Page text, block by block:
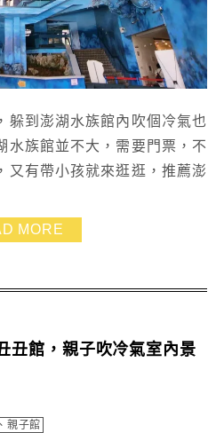
躲到澎湖水族館內吹個冷氣也
水族館並不大，需要門票，不
又有帶小孩就來逛逛，推薦澎
划算！ ✓澎湖水族館：門票・
MORE
丑館，親子吹冷氣室內景
親子館